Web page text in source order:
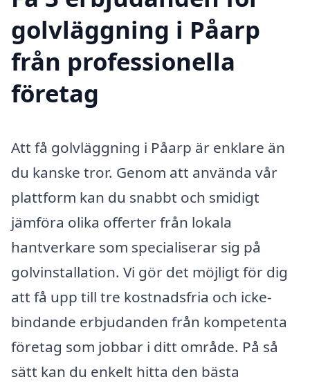
golvläggning i Påarp
från professionella
företag
Att få golvläggning i Påarp är enklare än
du kanske tror. Genom att använda vår
plattform kan du snabbt och smidigt
jämföra olika offerter från lokala
hantverkare som specialiserar sig på
golvinstallation. Vi gör det möjligt för dig
att få upp till tre kostnadsfria och icke-
bindande erbjudanden från kompetenta
företag som jobbar i ditt område. På så
sätt kan du enkelt hitta den bästa